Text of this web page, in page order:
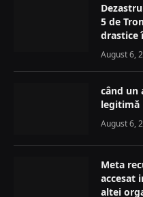
5 de
drastice
August 6,
când un
legitimă
August 6,
Meta
accesat
altei